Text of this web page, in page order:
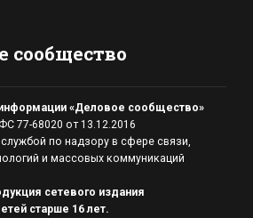
сообщество
«Деловое сообщество»
77-68020 от 13.12.2016
по надзору в сфере связи,
и массовых коммуникаций
сетевого издания
старше 16 лет.